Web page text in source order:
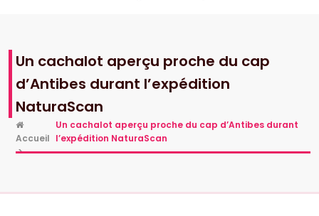
Un cachalot aperçu proche du cap
d’Antibes durant l’expédition
NaturaScan
Accueil
>
Un cachalot aperçu proche du cap d’Antibes durant
l’expédition NaturaScan